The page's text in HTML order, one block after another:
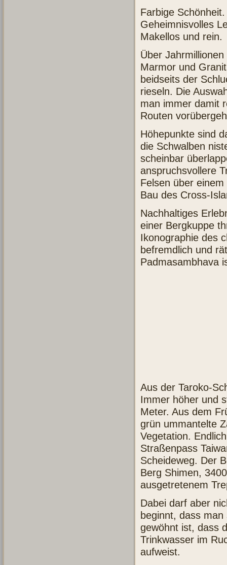
Farbige Schönheit.
Geheimnisvolles
Makellos und rein.
Über
Marmor und
beidseits der
rieseln. Die
man immer damit
Routen
Höhepunkte sind
die Schwalben
scheinbar
anspruchsvollere
Felsen über
Bau des Cross-
Nachhaltiges
einer Bergkuppe
Ikonographie des
befremdlich und
Padmasambhava
Aus der Taroko-
Immer höher und
Meter. Aus dem
grün ummantelte
Vegetation.
Straßenpass
Scheideweg. Der
Berg Shimen,
ausgetretenem
Dabei darf aber
beginnt, dass
gewöhnt ist, dass
Trinkwasser im
aufweist.